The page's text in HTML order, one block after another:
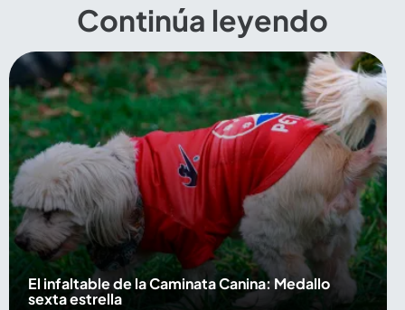
Continúa leyendo
El infaltable de la Caminata Canina: Medallo
sexta estrella